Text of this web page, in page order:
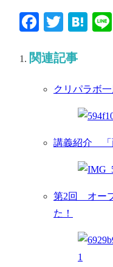
Facebook
Twitter
関連記事
クリパラボ
講義紹介 「
第2回 オー
た！